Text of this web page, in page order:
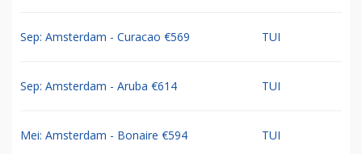
Sep: Amsterdam - Curacao €569 TUI
Sep: Amsterdam - Aruba €614 TUI
Mei: Amsterdam - Bonaire €594 TUI